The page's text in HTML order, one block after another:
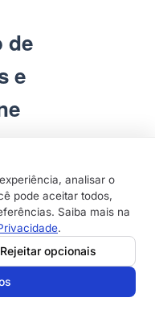
de
e
e análise de
de forma
Dados de
dependem
e fornecidas
analisar o
pode aceitar todos,
Saiba mais na
.
Rejeitar opcionais